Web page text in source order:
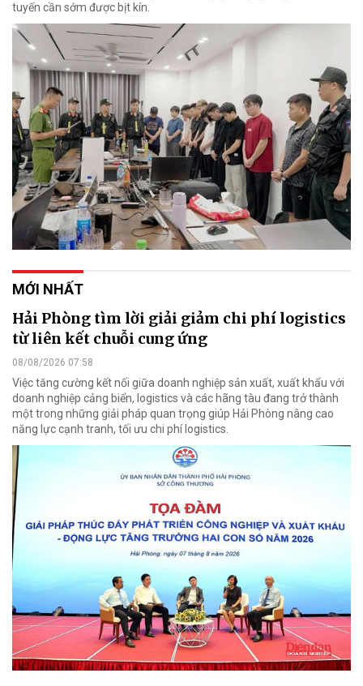
tuyến cần sớm được bịt kín.
MỚI NHẤT
Hải Phòng tìm lời giải giảm chi phí logistics
từ liên kết chuỗi cung ứng
08/08/2026 07:58
Việc tăng cường kết nối giữa doanh nghiệp sản xuất, xuất khẩu với
doanh nghiệp cảng biển, logistics và các hãng tàu đang trở thành
một trong những giải pháp quan trọng giúp Hải Phòng nâng cao
năng lực cạnh tranh, tối ưu chi phí logistics.